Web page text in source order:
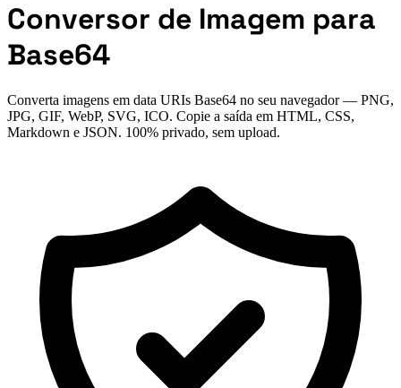
Conversor de Imagem para
Base64
Converta imagens em data URIs Base64 no seu navegador — PNG,
JPG, GIF, WebP, SVG, ICO. Copie a saída em HTML, CSS,
Markdown e JSON. 100% privado, sem upload.